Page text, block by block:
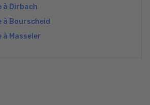
à Dirbach
à Bourscheid
à Masseler